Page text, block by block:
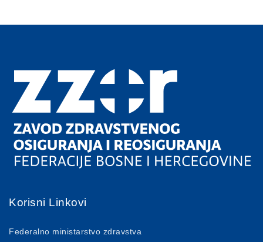
Korisni Linkovi
Federalno ministarstvo zdravstva